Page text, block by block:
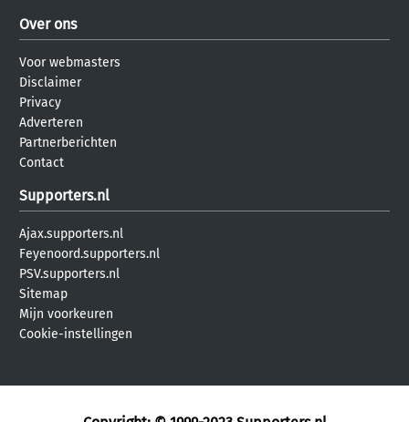
Over ons
Voor webmasters
Disclaimer
Privacy
Adverteren
Partnerberichten
Contact
Supporters.nl
Ajax.supporters.nl
Feyenoord.supporters.nl
PSV.supporters.nl
Sitemap
Mijn voorkeuren
Cookie-instellingen